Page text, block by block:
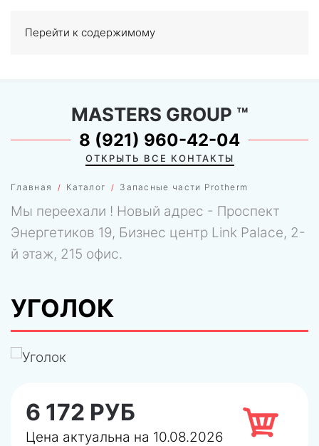
Перейти к содержимому
0
Главная Каталог Запасные части Protherm
MASTERS GROUP ™
8 (921) 960-42-04
ОТКРЫТЬ ВСЕ КОНТАКТЫ
Мы переехали ! Новый адрес - Проспект
Энергетиков 19, Бизнес центр Link Palace, 2-
й этаж, 215 офис.
УГОЛОК
6 172 РУБ
Цена актуальна на 10.08.2026